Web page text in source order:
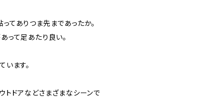
てありつま先まであったか。
って足あたり良い。
います。
トドアなどさまざまなシーンで